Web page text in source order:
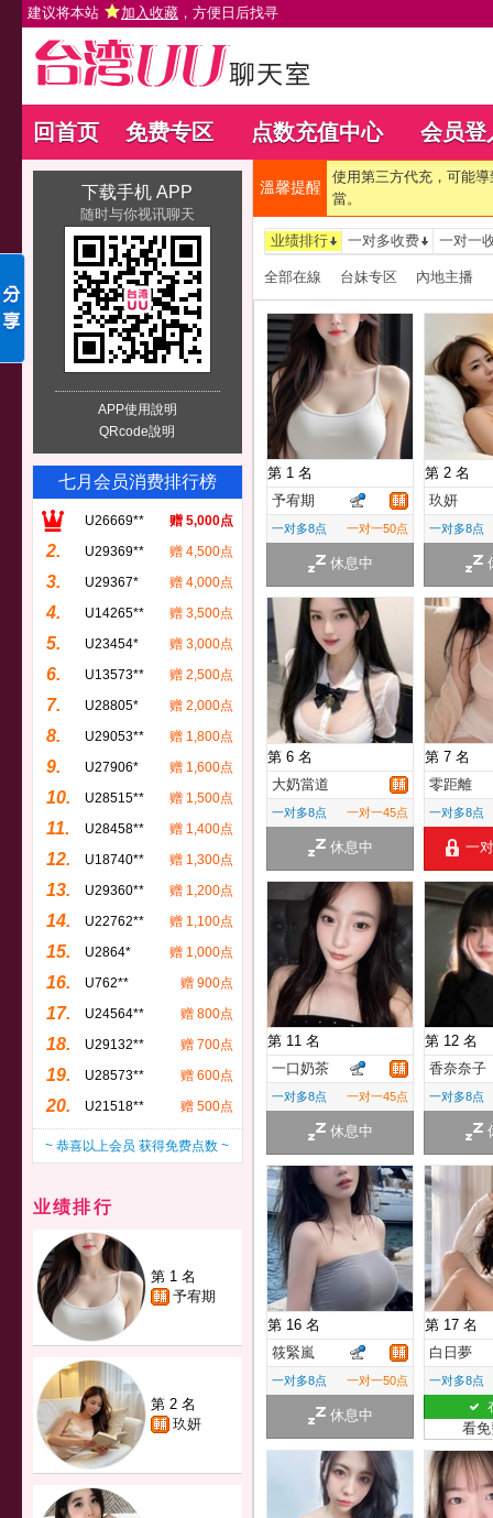
建议将本站 加入收藏 ，方便日后找寻
回首页 免费专区 点数充值中心 会员登
下载手机 APP
随时与你视讯聊天
APP使用說明
QRcode說明
七月会员消费排行榜
U26669** 赠 5,000点
2. U29369** 赠 4,500点
3. U29367* 赠 4,000点
4. U14265** 赠 3,500点
5. U23454* 赠 3,000点
6. U13573** 赠 2,500点
7. U28805* 赠 2,000点
8. U29053** 赠 1,800点
9. U27906* 赠 1,600点
10. U28515** 赠 1,500点
11. U28458** 赠 1,400点
12. U18740** 赠 1,300点
13. U29360** 赠 1,200点
14. U22762** 赠 1,100点
15. U2864* 赠 1,000点
16. U762** 赠 900点
17. U24564** 赠 800点
18. U29132** 赠 700点
19. U28573** 赠 600点
20. U21518** 赠 500点
~ 恭喜以上会员 获得免费点数 ~
业绩排行
第 1 名
予宥期
第 2 名
玖妍
溫馨提醒
使用第三方代充，可能
當。
业绩排行 一对多收费 一对一
全部在線 台妹专区 內地主播
第 1 名
予宥期
一对多8点 一对一50点
休息中
第 2 名
玖妍
一对多8点
第 6 名
大奶當道
一对多8点 一对一45点
休息中
第 7 名
零距離
一对多8点
一
第 11 名
一口奶茶
一对多8点 一对一45点
休息中
第 12 名
香奈奈子
一对多8点
第 16 名
筱緊嵐
一对多8点 一对一50点
休息中
第 17 名
白日夢
一对多8点
看